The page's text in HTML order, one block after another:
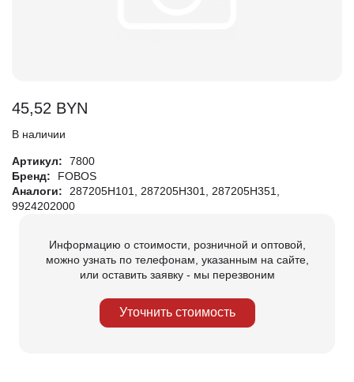
45,52 BYN
В наличии
Артикул:
7800
Бренд:
FOBOS
Аналоги:
287205H101, 287205H301, 287205H351,
9924202000
Информацию о стоимости, розничной и оптовой,
можно узнать по телефонам, указанным на сайте,
или оставить заявку - мы перезвоним
Уточнить стоимость